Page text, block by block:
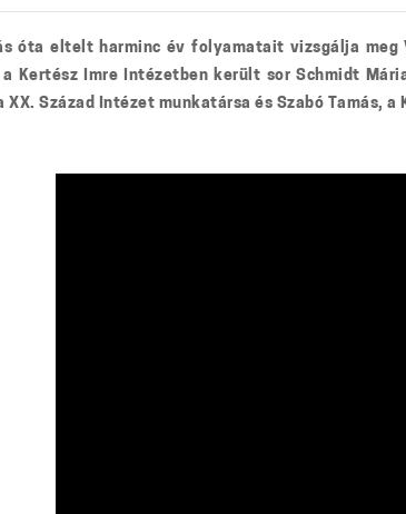
óta eltelt harminc év folyamatait vizsgálja meg
Kertész Imre Intézetben került sor Schmidt
Század Intézet munkatársa és Szabó Tamás,